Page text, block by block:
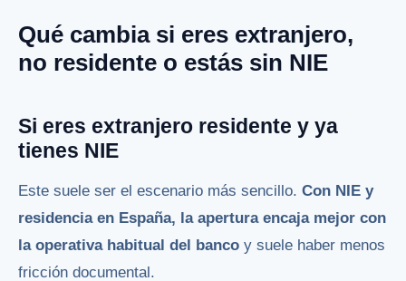
Qué cambia si eres extranjero,
no residente o estás sin NIE
Si eres extranjero residente y ya
tienes NIE
Este suele ser el escenario más sencillo. Con NIE y
residencia en España, la apertura encaja mejor con
la operativa habitual del banco y suele haber menos
fricción documental.